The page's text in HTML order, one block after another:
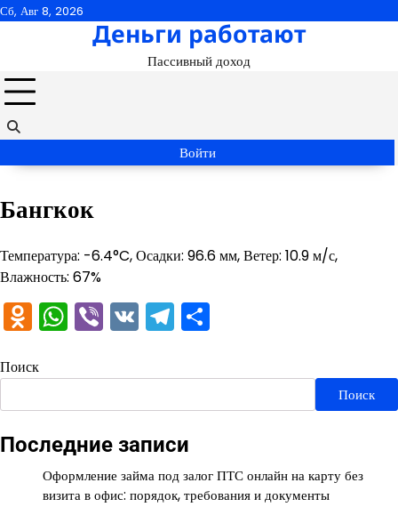
Перейти
Сб, Авг 8, 2026
Деньги работают
Пассивный доход
Войти
Бангкок
Температура: -6.4°C, Осадки: 96.6 мм, Ветер: 10.9 м/с,
Влажность: 67%
Odnoklassniki
WhatsApp
Viber
VKTelegram
Поиск
Поиск
Последние записи
Оформление займа под залог ПТС онлайн на карту без
визита в офис: порядок, требования и документы